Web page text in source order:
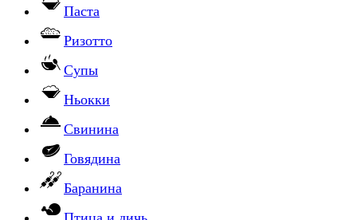
Паста
Ризотто
Супы
Ньокки
Свинина
Говядина
Баранина